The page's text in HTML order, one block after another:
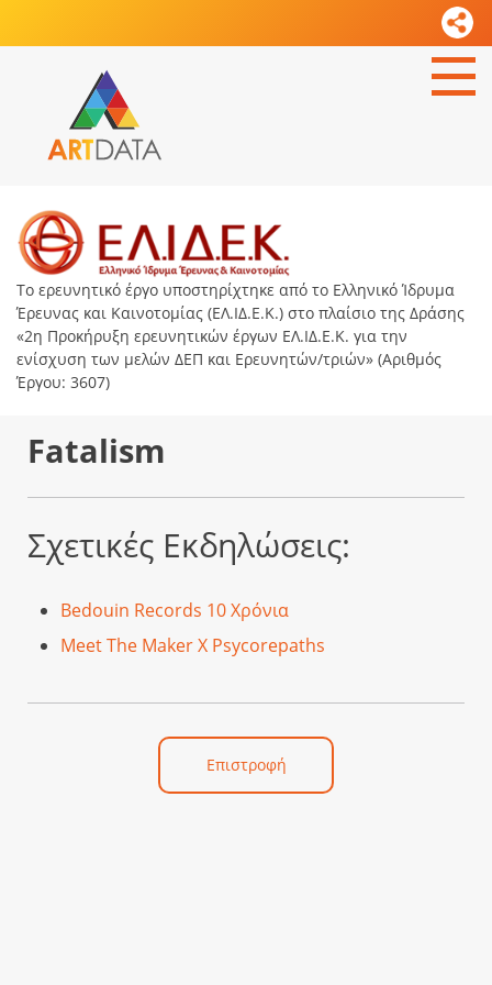
Το ερευνητικό έργο υποστηρίχτηκε από το Ελληνικό Ίδρυμα
Έρευνας και Καινοτομίας (ΕΛ.ΙΔ.Ε.Κ.) στο πλαίσιο της Δράσης
«2η Προκήρυξη ερευνητικών έργων ΕΛ.ΙΔ.Ε.Κ. για την
ενίσχυση των μελών ΔΕΠ και Ερευνητών/τριών» (Αριθμός
Έργου: 3607)
Fatalism
Σχετικές Εκδηλώσεις:
Bedouin Records 10 Χρόνια
Meet The Maker X Psycorepaths
Επιστροφή